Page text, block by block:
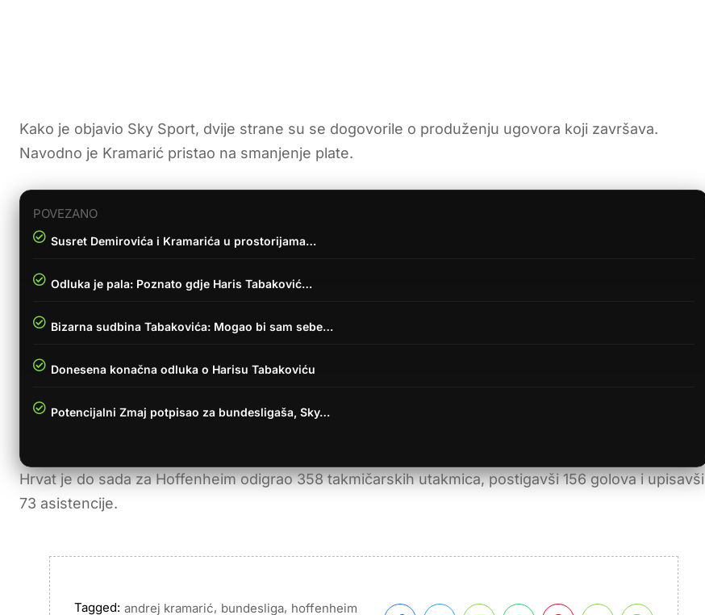
Kako je objavio Sky Sport, dvije strane su se dogovorile o produženju ugovora koji završava.
Navodno je Kramarić pristao na smanjenje plate.
POVEZANO
Susret Demirovića i Kramarića u prostorijama…
Odluka je pala: Poznato gdje Haris Tabaković…
Bizarna sudbina Tabakovića: Mogao bi sam sebe…
Donesena konačna odluka o Harisu Tabakoviću
Potencijalni Zmaj potpisao za bundesligaša, Sky…
Hrvat je do sada za Hoffenheim odigrao 358 takmičarskih utakmica, postigavši ​​156 golova i upisavši
73 asistencije.
Tagged: andrej kramarić, bundesliga, hoffenheim